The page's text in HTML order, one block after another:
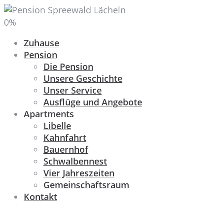
0%
Zuhause
Pension
Die Pension
Unsere Geschichte
Unser Service
Ausflüge und Angebote
Apartments
Libelle
Kahnfahrt
Bauernhof
Schwalbennest
Vier Jahreszeiten
Gemeinschaftsraum
Kontakt